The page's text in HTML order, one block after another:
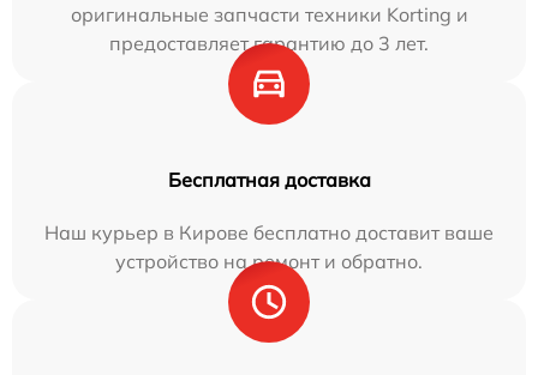
оригинальные запчасти техники Korting и
предоставляет гарантию до 3 лет.
Бесплатная доставка
Наш курьер в Кирове бесплатно доставит ваше
устройство на ремонт и обратно.